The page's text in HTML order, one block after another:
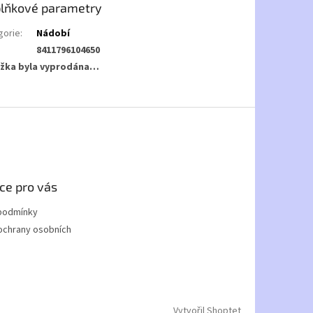
parametry
:
Nádobí
8411796104650
byla vyprodána…
pro vás
osobních